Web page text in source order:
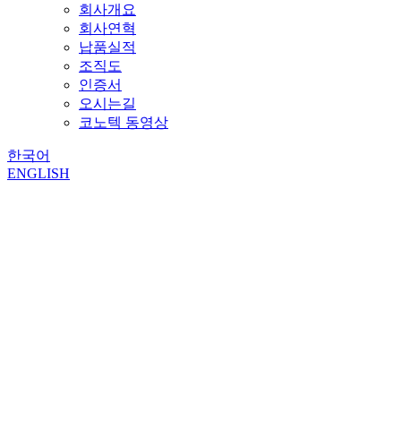
회사개요
회사연혁
납품실적
조직도
인증서
오시는길
코노텍 동영상
한국어
ENGLISH